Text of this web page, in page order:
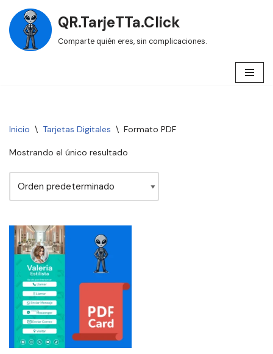
Saltar
al
QR.TarjeTTa.Click
Comparte quién eres, sin complicaciones.
Inicio \ Tarjetas Digitales \ Formato PDF
Mostrando el único resultado